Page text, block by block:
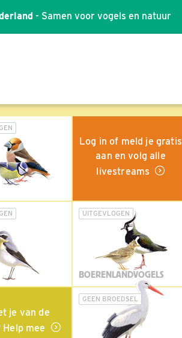
- Samen voor vogels en natuur
Log in of meld je gratis
aan en volg alle
livestreams
UITGEVLOGEN
BOERENLANDVOGELS
je van de
Help mee
GEEN BROEDSEL